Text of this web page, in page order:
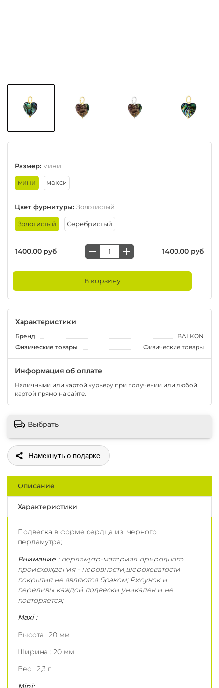
Размер: мини
мини макси
Цвет фурнитуры: Золотистый
Золотистый Серебристый
1400.00 руб 1400.00 руб
В корзину
Характеристики
Бренд
BALKON
Физические товары
Физические товары
Информация об оплате
Наличными или картой курьеру при получении или любой
картой прямо на сайте.
Выбрать
Поделиться
Описание
Характеристики
Подвеска в форме сердца из черного
перламутра;
Внимание : перламутр-материал природного
происхождения - неровности,шероховатости
покрытия не являются браком; Рисунок и
переливы каждой подвески уникален и не
повторяется;
Maxi:
Высота : 20 мм
Ширина : 20 мм
Вес : 2,3 г
Mini: